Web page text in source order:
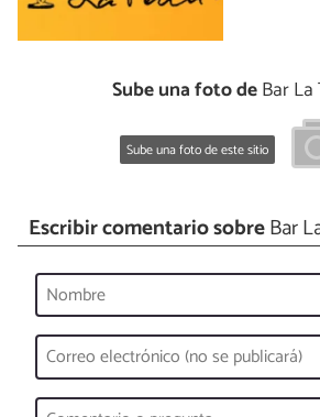
Sube una foto deBar
Sube una foto de este sitio
Escribir comentario sobreBar